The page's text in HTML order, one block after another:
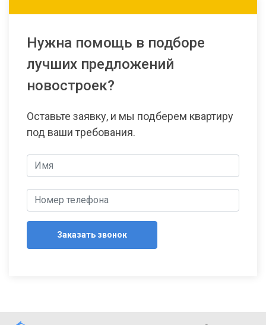
Нужна помощь в подборе
лучших предложений
новостроек?
Оставьте заявку, и мы подберем квартиру
под ваши требования.
Заказать звонок